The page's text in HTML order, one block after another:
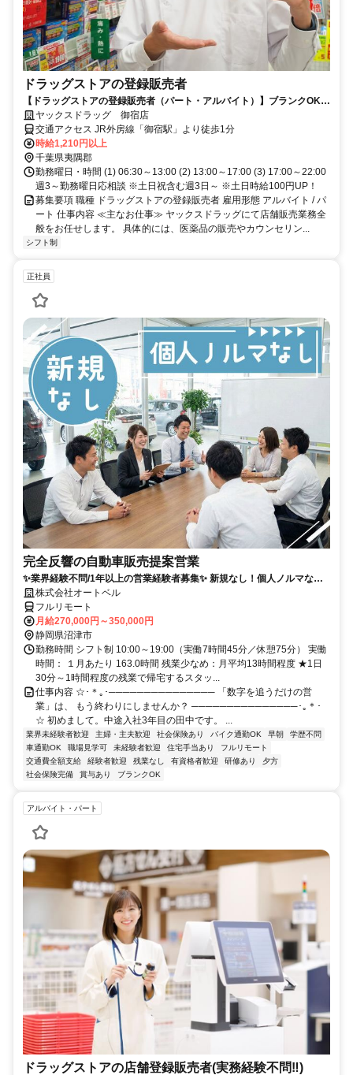
ドラッグストアの登録販売者
【ドラッグストアの登録販売者（パート・アルバイト）】ブランクOK！
ヤックスドラッグ御宿店！
ヤックスドラッグ 御宿店
交通アクセス JR外房線「御宿駅」より徒歩1分
時給1,210円以上
千葉県夷隅郡
勤務曜日・時間 (1) 06:30～13:00 (2) 13:00～17:00 (3) 17:00～22:00
週3～勤務曜日応相談 ※土日祝含む週3日～ ※土日時給100円UP！
募集要項 職種 ドラッグストアの登録販売者 雇用形態 アルバイト / パ
ート 仕事内容 ≪主なお仕事≫ ヤックスドラッグにて店舗販売業務全
般をお任せします。 具体的には、医薬品の販売やカウンセリン...
シフト制
正社員
完全反響の自動車販売提案営業
✨業界経験不問/1年以上の営業経験者募集✨ 新規なし！個人ノルマな
し！残業も少なめでプライベートとの両立◎
株式会社オートベル
フルリモート
月給270,000円～350,000円
静岡県沼津市
勤務時間 シフト制 10:00～19:00（実働7時間45分／休憩75分） 実働
時間： １月あたり 163.0時間 残業少なめ：月平均13時間程度 ★1日
30分～1時間程度の残業で帰宅するスタッ...
仕事内容 ☆･＊｡･─────────────── 「数字を追うだけの営
業」は、 もう終わりにしませんか？ ───────────────･｡＊･
☆ 初めまして。中途入社3年目の田中です。 ...
業界未経験者歓迎 主婦・主夫歓迎 社会保険あり バイク通勤OK 早朝
学歴不問
車通勤OK
職場見学可 未経験者歓迎 住宅手当あり
フルリモート
交通費全額支給
経験者歓迎 残業なし 有資格者歓迎 研修あり
夕方
社会保険完備
賞与あり ブランクOK
アルバイト・パート
ドラッグストアの店舗登録販売者(実務経験不問‼)